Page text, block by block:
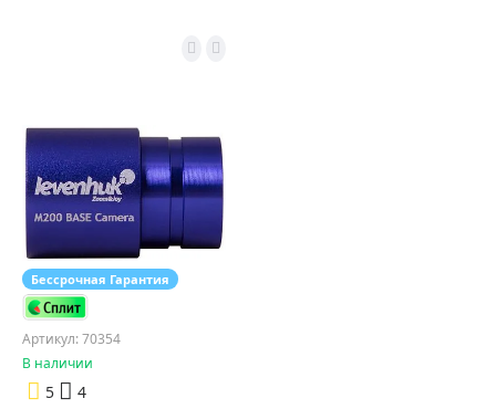
Бессрочная Гарантия
Артикул: 70354
В наличии
5
4